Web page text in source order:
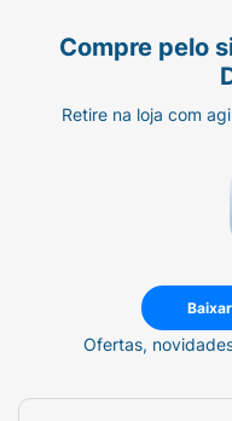
Compre pelo
Retire na loja com
Ofertas,